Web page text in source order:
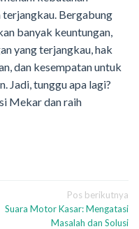
terjangkau. Bergabung
banyak keuntungan,
yang terjangkau, hak
dan kesempatan untuk
Jadi, tunggu apa lagi?
Mekar dan raih
Pos berikutnya
Suara Motor Kasar: Mengatasi
Masalah dan Solusi